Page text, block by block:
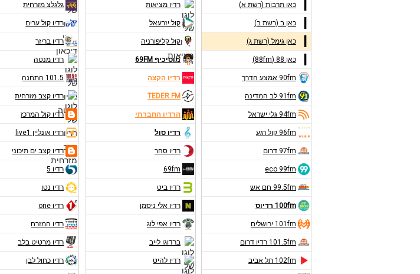
כאן תרבות (רשת א)
כאן ב (רשת ב)
כאן גימל (רשת ג)
כאן 88 (88fm)
90fm אמצע הדרך
91fm לב המדינה
94fm גלי ישראל
96fm קול רגע
97fm דרום
eco 99fm
99.5fm חם אש
100fm רדיוס
101fm ירושלים
101.5fm רדיו דרום
102fm תל אביב
רדיו מציאות
קול יזרעאל
קול קליפורניה
מוסיכיף 69FM
רדיו הקצה
TEDER.FM
הרדיו החברתי
רדיו סול
רדיו סהר
69fm
רדיו ביט
רדיו אלי ניסמן
רדיו אפי לוג
ברדוגו לייב
רדיו להיט
גלגלצ מזרחית
רדיו קול ערים
רדיו בריזר
רדיו מנטה
101.5 התחנה
רדיו קצב מזרחית
רדיו קול המרכז
רדיו אונליין live1
רדיו קצב ים תיכוני
רדיו 5
רדיו נטו
רדיו one
רדיו המזרח
רדיו מרטיט בלב
רדיו כחול לבן